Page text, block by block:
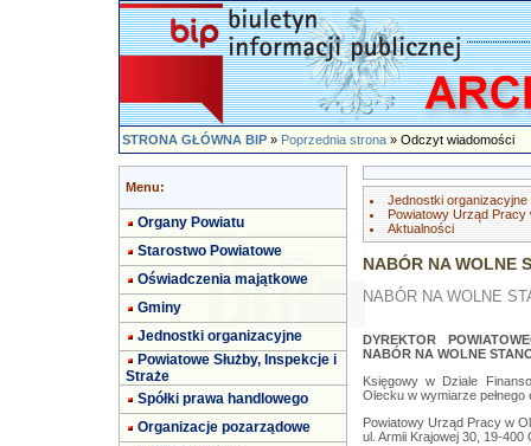
STRONA GŁÓWNA BIP»Poprzednia strona» Odczyt wiadomości
Menu:
Organy Powiatu
Starostwo Powiatowe
Oświadczenia majątkowe
Gminy
Jednostki organizacyjne
Powiatowe Służby, Inspekcje i
Straże
Spółki prawa handlowego
Organizacje pozarządowe
Jednostki organizacyjne
Powiatowy Urząd Pracy
Aktualności
NABÓR NA WOLNE
NABÓR NA WOLNE
DYREKTOR
NABÓR NA WOLNE
Księgowy w Dziale
Olecku w wymiarze pełnego
Powiatowy Urząd Pracy w
ul. Armii Krajowej 30, 19-400